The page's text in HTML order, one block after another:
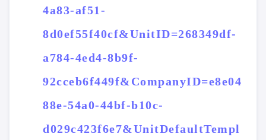
4a83-af51-
8d0ef55f40cf&UnitID=268349df-
a784-4ed4-8b9f-
92cceb6f449f&CompanyID=e8e04
88e-54a0-44bf-b10c-
d029c423f6e7&UnitDefaultTempl